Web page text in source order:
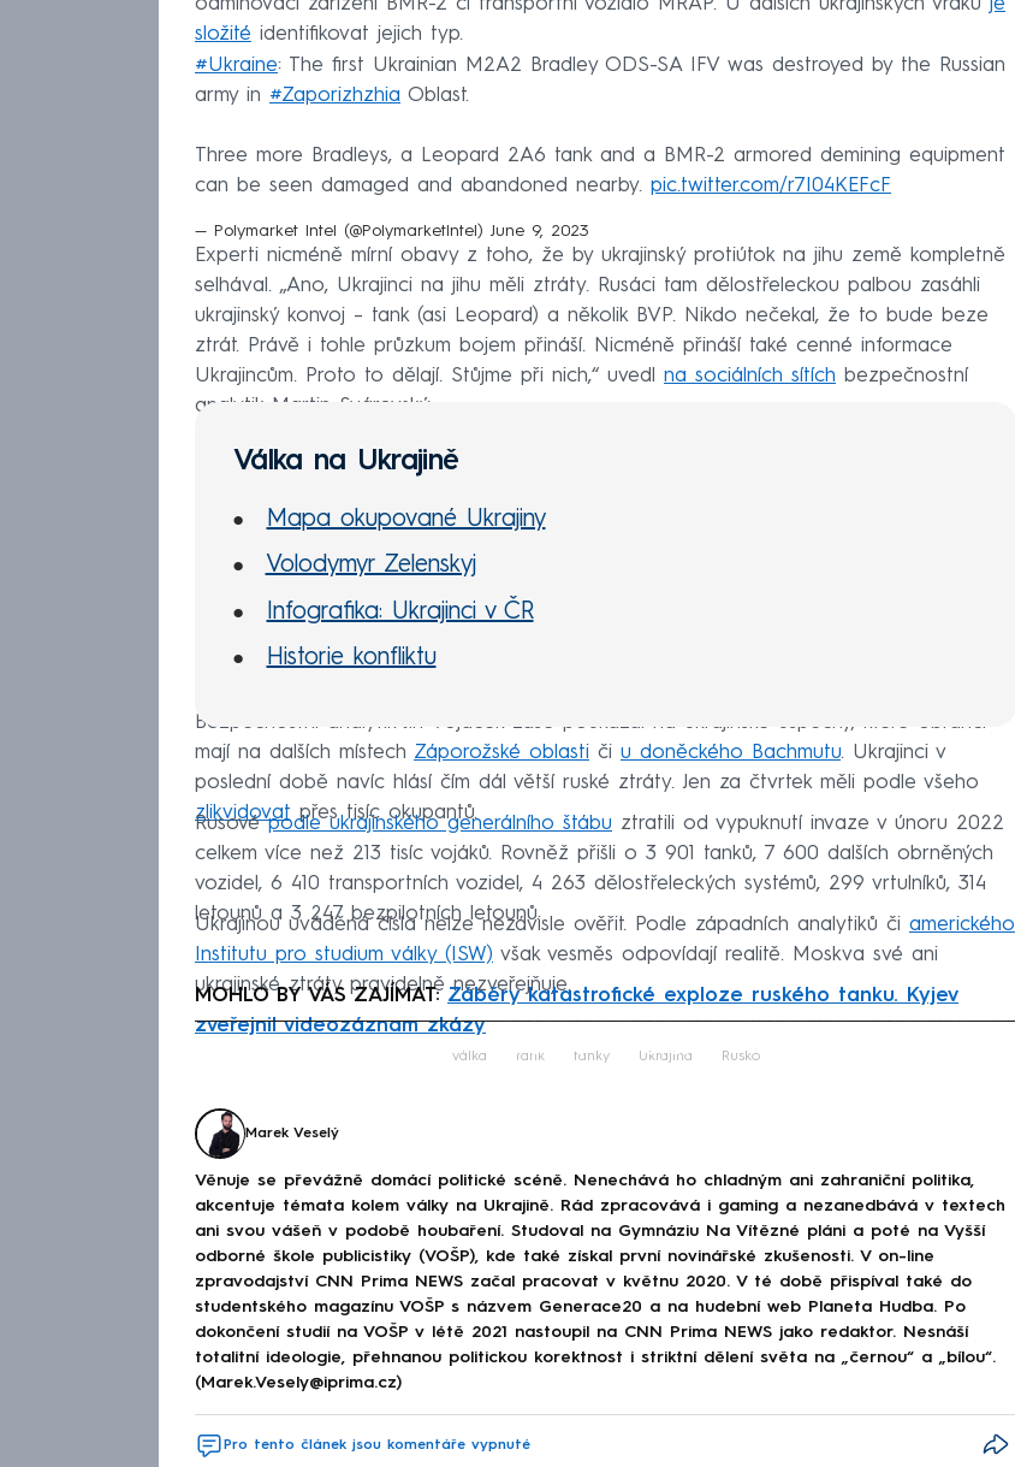
složité identifikovat jejich typ.
#Ukraine: The first Ukrainian M2A2 Bradley ODS-SA IFV was destroyed by the Russian
army in #Zaporizhzhia Oblast.
Three more Bradleys, a Leopard 2A6 tank and a BMR-2 armored demining equipment
can be seen damaged and abandoned nearby. pic.twitter.com/r7I04KEFcF
— Polymarket Intel (@PolymarketIntel) June 9, 2023
Experti nicméně mírní obavy z toho, že by ukrajinský protiútok na jihu země kompletně
selhával. „Ano, Ukrajinci na jihu měli ztráty. Rusáci tam dělostřeleckou palbou zasáhli
ukrajinský konvoj – tank (asi Leopard) a několik BVP. Nikdo nečekal, že to bude beze
ztrát. Právě i tohle průzkum bojem přináší. Nicméně přináší také cenné informace
Ukrajincům. Proto to dělají. Stůjme při nich,“ uvedl na sociálních sítích bezpečnostní
analytik Martin Svárovský.
Válka na Ukrajině
Mapa okupované Ukrajiny
Volodymyr Zelenskyj
Infografika: Ukrajinci v ČR
Historie konfliktu
Bezpečnostní analytik Jiří Vojáček zase poukázal na ukrajinské úspěchy, které obránci
mají na dalších místech Záporožské oblasti či u doněckého Bachmutu. Ukrajinci v
poslední době navíc hlásí čím dál větší ruské ztráty. Jen za čtvrtek měli podle všeho
zlikvidovat přes tisíc okupantů.
Rusovépodle ukrajinského generálního štábu ztratili od vypuknutí invaze v únoru 2022
celkem více než 213 tisíc vojáků. Rovněž přišli o 3 901 tanků, 7 600 dalších obrněných
vozidel, 6 410 transportních vozidel, 4 263 dělostřeleckých systémů, 299 vrtulníků, 314
letounů a 3 247 bezpilotních letounů.
Ukrajinou uváděná čísla nelze nezávisle ověřit. Podle západních analytiků či amerického
Institutu pro studium války (ISW) však vesměs odpovídají realitě. Moskva své ani
ukrajinské ztráty pravidelně nezveřejňuje.
MOHLO BY VÁS ZAJÍMAT: Záběry katastrofické exploze ruského tanku. Kyjev
zveřejnil videozáznam zkázy
Failed to fetch
válka tank tanky Ukrajina Rusko
Marek Veselý
Věnuje se převážně domácí politické scéně. Nenechává ho chladným ani zahraniční politika,
akcentuje témata kolem války na Ukrajině. Rád zpracovává i gaming a nezanedbává v textech
ani svou vášeň v podobě houbaření. Studoval na Gymnáziu Na Vítězné pláni a poté na Vyšší
odborné škole publicistiky (VOŠP), kde také získal první novinářské zkušenosti. V on-line
zpravodajství CNN Prima NEWS začal pracovat v květnu 2020. V té době přispíval také do
studentského magazínu VOŠP s názvem Generace20 a na hudební web Planeta Hudba. Po
dokončení studií na VOŠP v létě 2021 nastoupil na CNN Prima NEWS jako redaktor. Nesnáší
totalitní ideologie, přehnanou politickou korektnost i striktní dělení světa na „černou“ a „bílou“.
(Marek.Vesely@iprima.cz)
Pro tento článek jsou komentáře vypnuté